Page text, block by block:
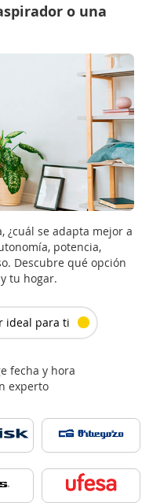
o una
¿cuál se adapta mejor a
potencia,
Descubre qué opción
tu hogar.
ideal para ti
fecha y hora
experto